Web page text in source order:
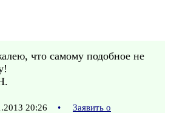
что самому подобное не
20:26 •
Заявить о